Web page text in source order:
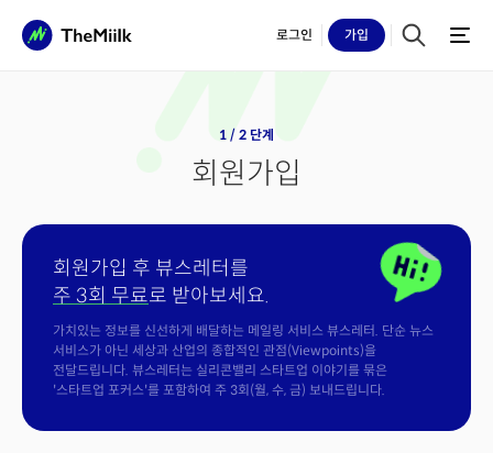
로그인 가입
1 / 2 단계
회원가입
회원가입 후 뷰스레터를
주 3회 무료로 받아보세요.
가치있는 정보를 신선하게 배달하는 메일링 서비스 뷰스레터. 단순 뉴스
서비스가 아닌 세상과 산업의 종합적인 관점(Viewpoints)을
전달드립니다. 뷰스레터는 실리콘밸리 스타트업 이야기를 묶은
'스타트업 포커스'를 포함하여 주 3회(월, 수, 금) 보내드립니다.